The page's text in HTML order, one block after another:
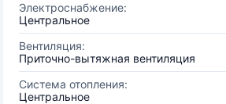
Электроснабжение:
Центральное
Вентиляция:
Приточно-вытяжная вентиляция
Система отопления:
Центральное